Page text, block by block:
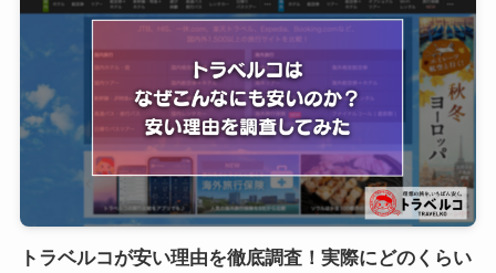
トラベルコが安い理由を徹底調査！実際にどのくらい